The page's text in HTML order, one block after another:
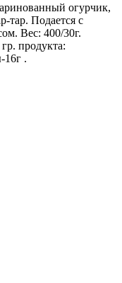
огурчик,
тар. Подается с
Вес: 400/30г.
продукта:
16г .